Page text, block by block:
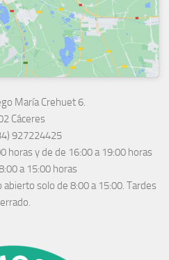
María Crehuet 6.
Cáceres
927224425
horas y de de 16:00 a 19:00 horas
a 15:00 horas
solo de 8:00 a 15:00. Tardes